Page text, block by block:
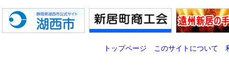
トップページ このサイトについて